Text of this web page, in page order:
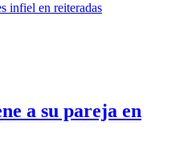
a su pareja en